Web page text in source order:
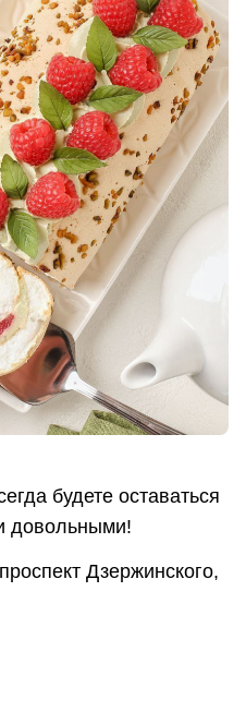
будете оставаться
довольными!
Дзержинского,